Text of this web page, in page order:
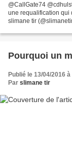
@CallGate74
une requalification qui
slimane tir
Pourquoi un
Publié le 13/04/2016 à
Par slimane tir